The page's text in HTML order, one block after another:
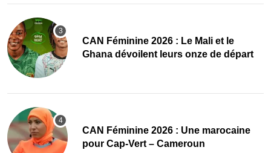
‎CAN Féminine 2026 : Le Mali et le
Ghana dévoilent leurs onze de départ
‎CAN Féminine 2026 : Une marocaine
pour Cap-Vert – Cameroun